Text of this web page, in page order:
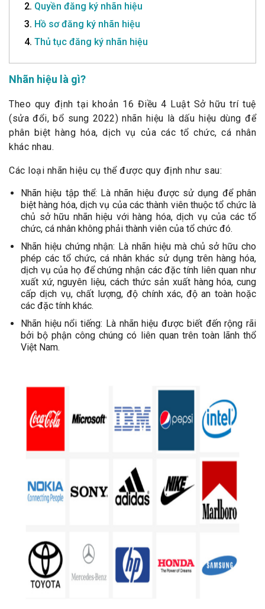
2. Quyền đăng ký nhãn hiệu
3. Hồ sơ đăng ký nhãn hiệu
4. Thủ tục đăng ký nhãn hiệu
Nhãn hiệu là gì?
Theo quy định tại khoản 16 Điều 4 Luật Sở hữu trí tuệ
(sửa đổi, bổ sung 2022) nhãn hiệu là dấu hiệu dùng để
phân biệt hàng hóa, dịch vụ của các tổ chức, cá nhân
khác nhau.
Các loại nhãn hiệu cụ thể được quy định như sau:
Nhãn hiệu tập thể: Là nhãn hiệu được sử dụng để phân
biệt hàng hóa, dịch vụ của các thành viên thuộc tổ chức là
chủ sở hữu nhãn hiệu với hàng hóa, dịch vụ của các tổ
chức, cá nhân không phải thành viên của tổ chức đó.
Nhãn hiệu chứng nhận: Là nhãn hiệu mà chủ sở hữu cho
phép các tổ chức, cá nhân khác sử dụng trên hàng hóa,
dịch vụ của họ để chứng nhận các đặc tính liên quan như
xuất xứ, nguyên liệu, cách thức sản xuất hàng hóa, cung
cấp dịch vụ, chất lượng, độ chính xác, độ an toàn hoặc
các đặc tính khác.
Nhãn hiệu nổi tiếng: Là nhãn hiệu được biết đến rộng rãi
bởi bộ phận công chúng có liên quan trên toàn lãnh thổ
Việt Nam.